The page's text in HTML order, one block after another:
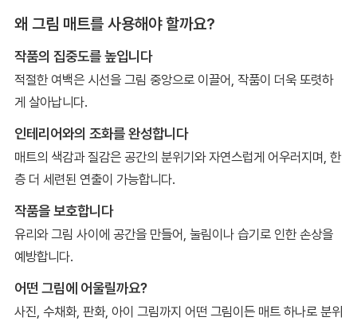
왜 그림 매트를 사용해야 할까요?
작품의 집중도를 높입니다
적절한 여백은 시선을 그림 중앙으로 이끌어, 작품이 더욱 또렷하
게 살아납니다.
인테리어와의 조화를 완성합니다
매트의 색감과 질감은 공간의 분위기와 자연스럽게 어우러지며, 한
층 더 세련된 연출이 가능합니다.
작품을 보호합니다
유리와 그림 사이에 공간을 만들어, 눌림이나 습기로 인한 손상을
예방합니다.
어떤 그림에 어울릴까요?
사진, 수채화, 판화, 아이 그림까지 어떤 그림이든 매트 하나로 분위